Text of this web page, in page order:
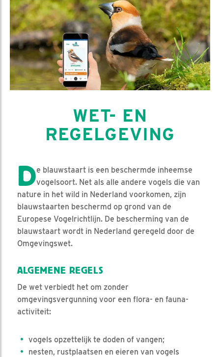
WET- EN
REGELGEVING
De blauwstaart is een beschermde inheemse
vogelsoort. Net als alle andere vogels die van
nature in het wild in Nederland voorkomen, zijn
blauwstaarten beschermd op grond van de
Europese Vogelrichtlijn. De bescherming van de
blauwstaart wordt in Nederland geregeld door de
Omgevingswet.
ALGEMENE REGELS
De wet verbiedt het om zonder
omgevingsvergunning voor een flora- en fauna-
activiteit:
vogels opzettelijk te doden of vangen;
nesten, rustplaatsen en eieren van vogels